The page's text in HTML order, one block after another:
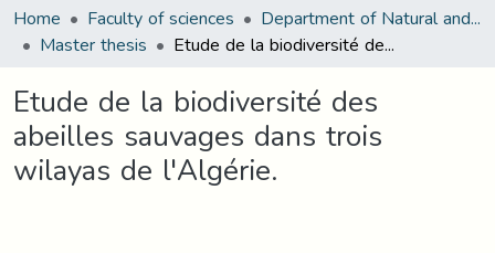
Home
Faculty of sciences Department of Natural and Life Sciences
Master thesis Etude de la biodiversité des abeilles sauvages dans trois wilayas de l'Algérie.
Etude de la biodiversité des
abeilles sauvages dans trois
wilayas de l'Algérie.